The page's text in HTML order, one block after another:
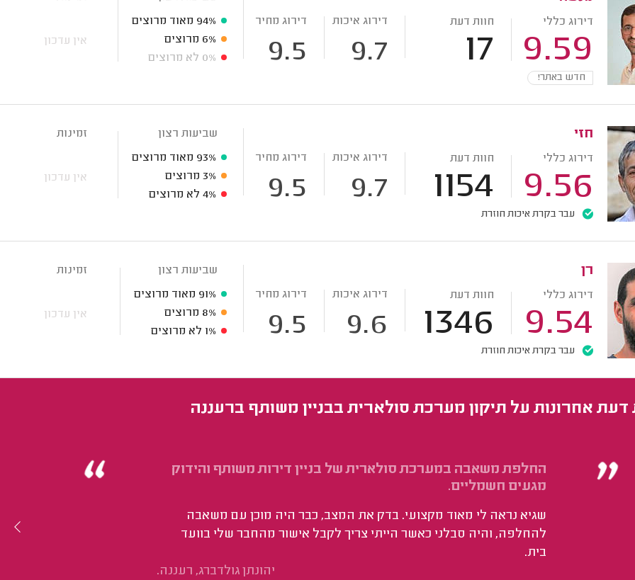
דירוג כללי
9.59
חוות דעת
17
דירוג איכות
9.7
דירוג מחיר
9.5
חדש באתר!
94% מאוד מרוצים
6% מרוצים
0% לא מרוצים
אין עדכון
חזי
דירוג כללי
9.56
חוות דעת
1154
דירוג איכות
9.7
דירוג מחיר
9.5
עבר בקרת איכות חוזרת
שביעות רצון
93% מאוד מרוצים
3% מרוצים
4% לא מרוצים
זמינות
אין עדכון
רן
דירוג כללי
9.54
חוות דעת
1346
דירוג איכות
9.6
דירוג מחיר
9.5
עבר בקרת איכות חוזרת
שביעות רצון
91% מאוד מרוצים
8% מרוצים
1% לא מרוצים
זמינות
אין עדכון
דעת אחרונות על תיקון מערכת סולארית בבניין משותף ברעננה
החלפת משאבה במערכת סולארית של בניין דירות משותף והידוק
מגעים חשמליים.
שגיא נראה לי מאוד מקצועי. בדק את המצב, כבר היה מוכן עם משאבה
להחלפה, והיה סבלני כאשר הייתי צריך לקבל אישור מהחבר שלי בוועד
בית.
יהונתן גולדברג, רעננה.